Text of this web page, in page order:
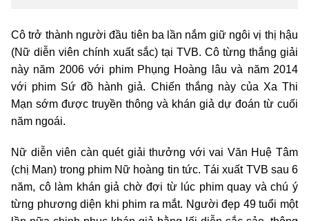
Cô trở thành người đầu tiên ba lần nắm giữ ngôi vị thị hậu
(Nữ diễn viên chính xuất sắc) tại TVB. Cô từng thắng giải
này năm 2006 với phim Phụng Hoàng lâu và năm 2014
với phim Sứ đồ hành giả. Chiến thắng này của Xa Thi
Mạn sớm được truyền thông và khán giả dự đoán từ cuối
năm ngoái.
Nữ diễn viên càn quét giải thưởng với vai Văn Huệ Tâm
(chị Man) trong phim Nữ hoàng tin tức. Tái xuất TVB sau 6
năm, cô làm khán giả chờ đợi từ lúc phim quay và chú ý
từng phương diện khi phim ra mắt. Người đẹp 49 tuổi một